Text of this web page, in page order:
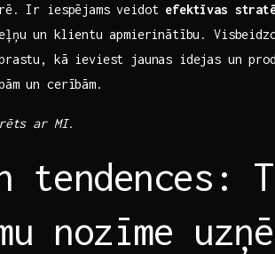
Ir iespējams veidot efektīvas
‍un⁤ klientu apmierinātību.
kā ieviest jaunas idejas un
un cerībām.
ar MI.
tendences:
nozīme